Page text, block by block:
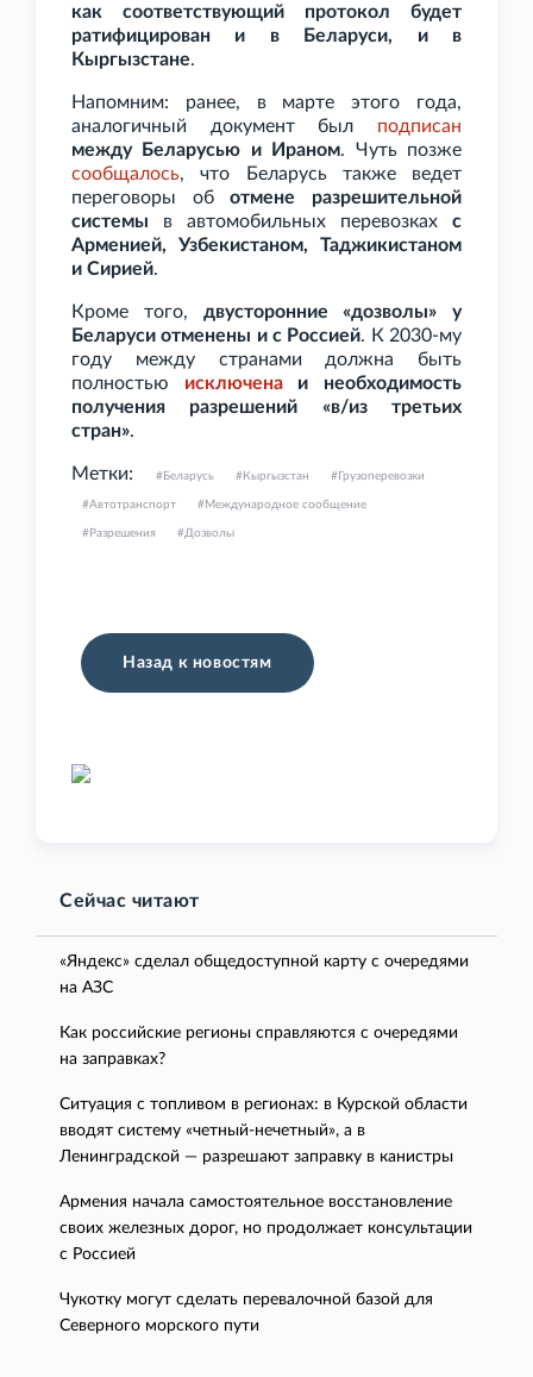
как соответствующий протокол будет
ратифицирован и в Беларуси, и в
Кыргызстане.
Напомним: ранее, в марте этого года,
аналогичный документ был подписан
между Беларусью и Ираном. Чуть позже
сообщалось, что Беларусь также ведет
переговоры оботмене разрешительной
системы в автомобильных перевозках с
Арменией, Узбекистаном, Таджикистаном
и Сирией.
Кроме того, двусторонние «дозволы» у
Беларуси отменены и с Россией. К 2030-му
году между странами должна быть
полностью исключенаи необходимость
получения разрешений «в/из третьих
стран».
Метки: Беларусь Кыргызстан Грузоперевозки
Автотранспорт Международное сообщение
Разрешения Дозволы
Назад к новостям
Сейчас читают
«Яндекс» сделал общедоступной карту с очередями
на АЗС
Как российские регионы справляются с очередями
на заправках?
Ситуация с топливом в регионах: в Курской области
вводят систему «четный-нечетный», а в
Ленинградской — разрешают заправку в канистры
Армения начала самостоятельное восстановление
своих железных дорог, но продолжает консультации
с Россией
Чукотку могут сделать перевалочной базой для
Северного морского пути